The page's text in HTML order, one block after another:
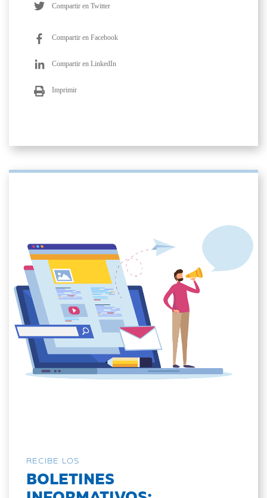
Compartir en Twitter
Compartir en Facebook
Compartir en LinkedIn
Imprimir
RECIBE LOS
BOLETINES